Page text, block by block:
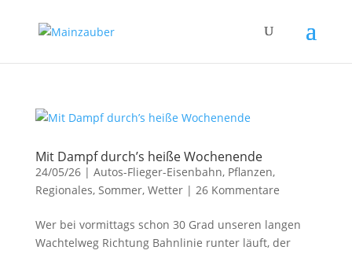
Mit Dampf durch’s heiße Wochenende
24/05/26| Autos-Flieger-Eisenbahn, Pflanzen,
Regionales, Sommer, Wetter| 26 Kommentare
Wer bei vormittags schon 30 Grad unseren langen
Wachtelweg Richtung Bahnlinie runter läuft, der